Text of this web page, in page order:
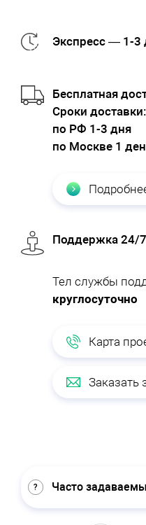
Экспресс — 1-3
Бесплатная
Cроки доставки:
по РФ 1-3 дня
по Москве 1
Поддержка 24/7
Тел службы
круглосуточно
Карта
Заказать
Часто